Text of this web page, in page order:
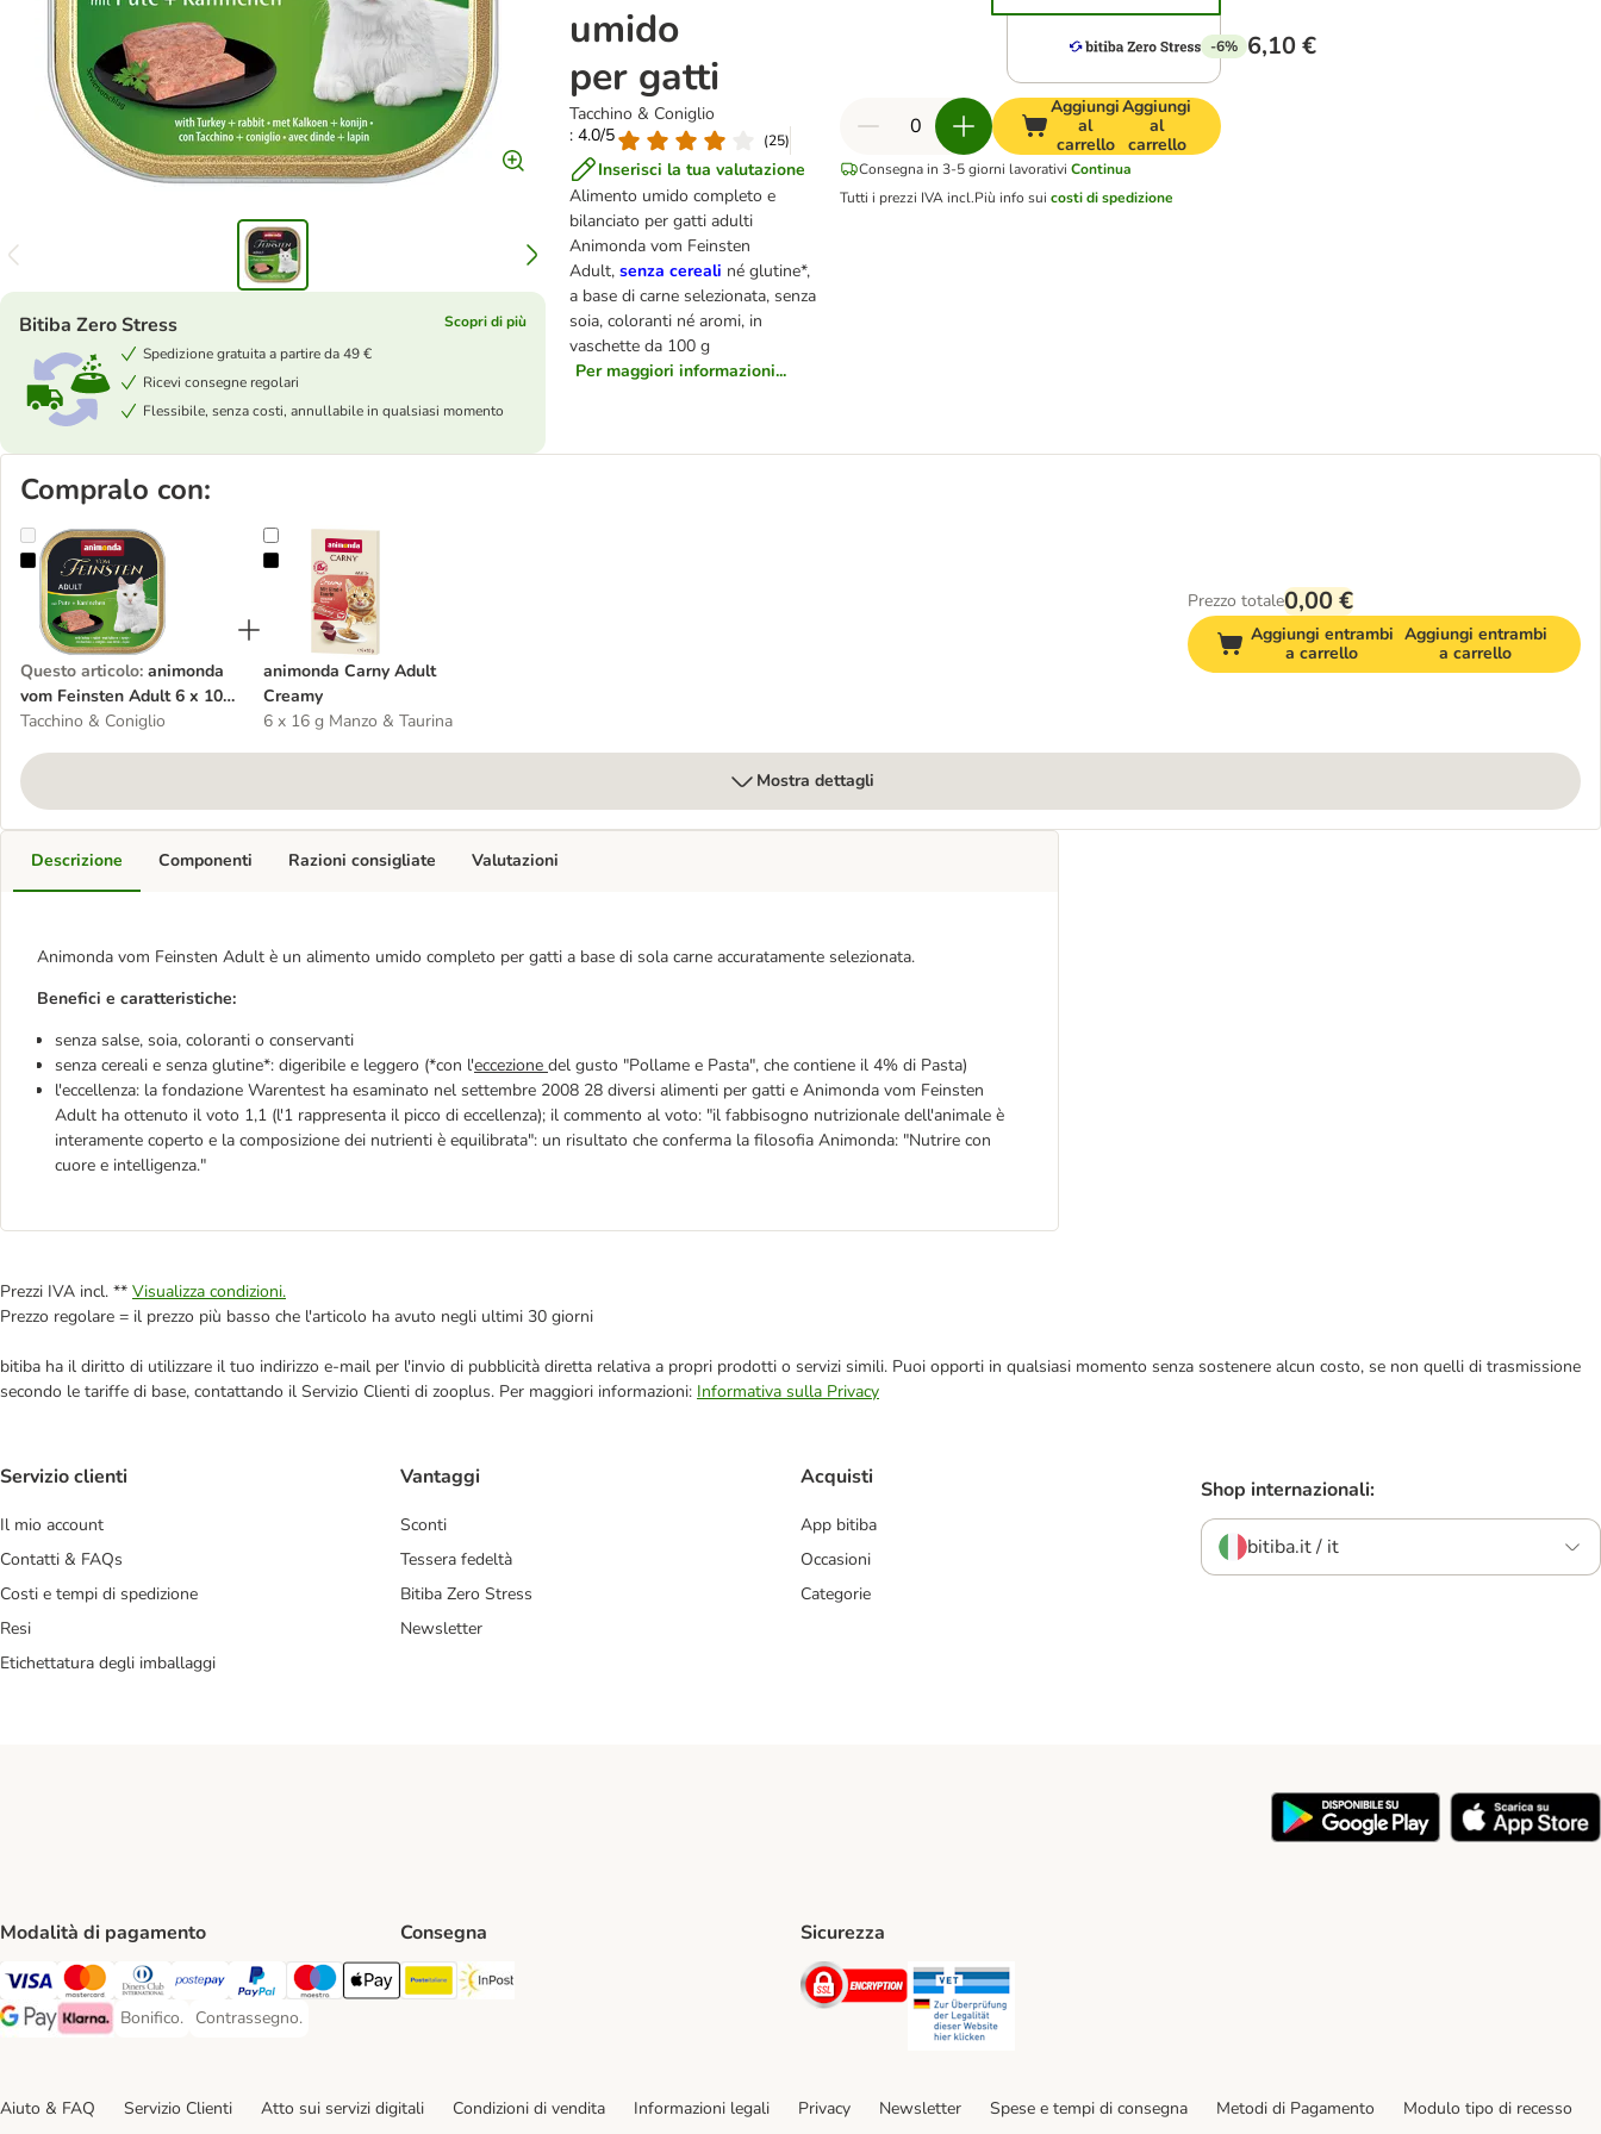
umido
per gatti
Tacchino & Coniglio
: 4.0/5
(25)
Inserisci la tua valutazione
Alimento umido completo e
bilanciato per gatti adulti
Animonda vom Feinsten
Adult,senza cereali né glutine*,
a base di carne selezionata, senza
soia, coloranti né aromi, in
vaschette da 100 g
Per maggiori informazioni...
Bitiba Zero Stress
Scopri di più
Spedizione gratuita a partire da 49 €
Ricevi consegne regolari
Flessibile, senza costi, annullabile in qualsiasi momento
-6% 6,10 €
Aggiungi
al
carrello
Aggiungi
al
carrello
Consegna in 3-5 giorni lavorativi Continua
Tutti i prezzi IVA incl.Più info suicosti di spedizione
Compralo con:
animonda vom Feinsten Adult 6 x 100 g Alimento umido per gatti
Questo articolo: animonda
vom Feinsten Adult 6 x 100
g Alimento umido per gatti
Tacchino & Coniglio
animonda Carny Adult Creamy
animonda Carny Adult
Creamy
6 x 16 g Manzo & Taurina
Prezzo totale0,00 €
Aggiungi entrambi
a carrello
Aggiungi entrambi
a carrello
Mostra dettagli
Descrizione
Animonda vom Feinsten Adult è un alimento umido completo per gatti a base di sola carne accuratamente selezionata.
Benefici e caratteristiche:
senza salse, soia, coloranti o conservanti
senza cereali e senza glutine*: digeribile e leggero (*con l'eccezione del gusto "Pollame e Pasta", che contiene il 4% di Pasta)
l'eccellenza: la fondazione Warentest ha esaminato nel settembre 2008 28 diversi alimenti per gatti e Animonda vom Feinsten
Adult ha ottenuto il voto 1,1 (l'1 rappresenta il picco di eccellenza); il commento al voto: "il fabbisogno nutrizionale dell'animale è
interamente coperto e la composizione dei nutrienti è equilibrata": un risultato che conferma la filosofia Animonda: "Nutrire con
cuore e intelligenza."
Componenti Razioni consigliate Valutazioni
Prezzi IVA incl. ** Visualizza condizioni.
Prezzo regolare = il prezzo più basso che l'articolo ha avuto negli ultimi 30 giorni
bitiba ha il diritto di utilizzare il tuo indirizzo e-mail per l'invio di pubblicità diretta relativa a propri prodotti o servizi simili. Puoi opporti in qualsiasi momento senza sostenere alcun costo, se non quelli di trasmissione
secondo le tariffe di base, contattando il Servizio Clienti di zooplus. Per maggiori informazioni: Informativa sulla Privacy
Servizio clienti
Il mio account
Contatti & FAQs
Costi e tempi di spedizione
Resi
Etichettatura degli imballaggi
Vantaggi
Sconti
Tessera fedeltà
Bitiba Zero Stress
Newsletter
Acquisti
App bitiba
Occasioni
Categorie
Shop internazionali:
bitiba.it / it
Modalità di pagamento
Visa. Payment Method
Mastercard. Payment Method
Diners Club. Payment Method
Postepay. Payment Method
PayPal. Payment Method
Maestro. Payment Method
Apple pay. Payment Method
Google Pay Payment Method
Klarna Payment Method
Bonifico.
Bonifico. Payment Method
Contrassegno.
Contrassegno. Payment Method
Consegna
Poste Italiane. Shipping Method
Sicurezza
Security
Aiuto & FAQ Servizio Clienti Atto sui servizi digitali Condizioni di vendita Informazioni legali Privacy Newsletter Spese e tempi di consegna Metodi di Pagamento
Modulo tipo di recesso